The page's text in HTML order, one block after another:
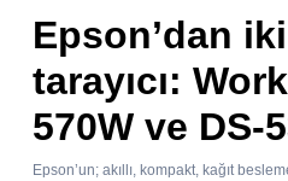
Epson’dan
tarayıcı:
570W ve DS-
Epson’un; akıllı, kompakt, kağıt